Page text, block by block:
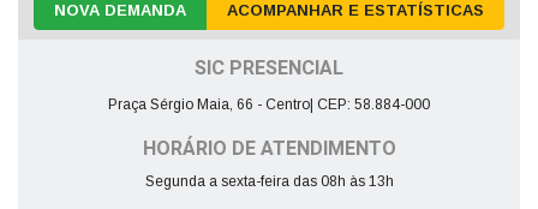
NOVA DEMANDA ACOMPANHAR E ESTATÍSTICAS
SIC PRESENCIAL
Praça Sérgio Maia, 66 - Centro| CEP: 58.884-000
HORÁRIO DE ATENDIMENTO
Segunda a sexta-feira das 08h às 13h